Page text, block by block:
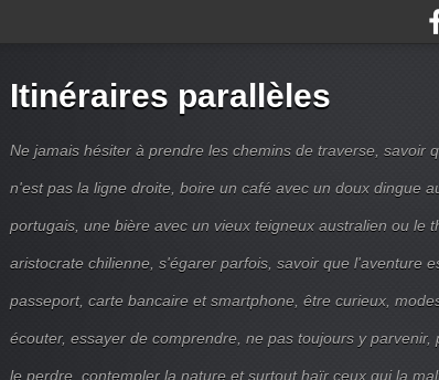
Itinéraires parallèles
Ne jamais hésiter à prendre les chemins de traverse, savoir
n'est pas la ligne droite, boire un café avec un doux dingue
portugais, une bière avec un vieux teigneux australien ou le
aristocrate chilienne, s'égarer parfois, savoir que l'aventure
passeport, carte bancaire et smartphone, être curieux,
écouter, essayer de comprendre, ne pas toujours y
le perdre, contempler la nature et surtout haïr ceux qui la